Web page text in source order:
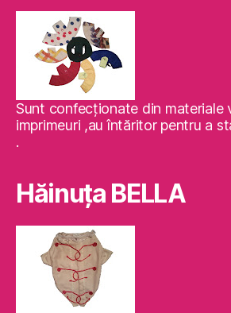
Sunt confecţionate din materiale
imprimeuri ,au întăritor pentru a
.
Hăinuţa BELLA